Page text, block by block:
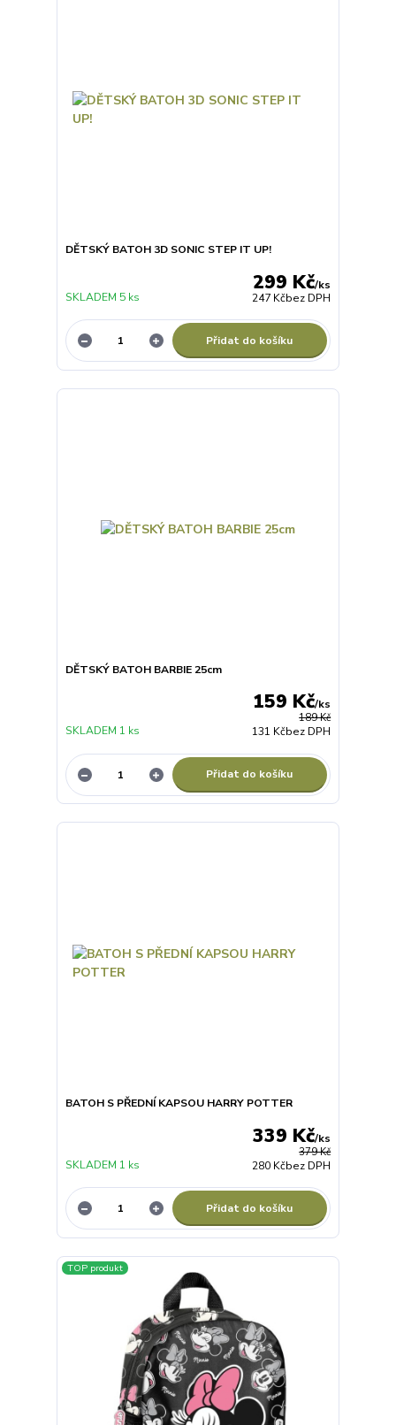
DĚTSKÝ BATOH 3D SONIC STEP IT UP!
299 Kč/ks
247 Kčbez DPH
SKLADEM 5 ks
Přidat do košíku
DĚTSKÝ BATOH BARBIE 25cm
189 Kč
159 Kč/ks
131 Kčbez DPH
SKLADEM 1 ks
Přidat do košíku
BATOH S PŘEDNÍ KAPSOU HARRY POTTER
379 Kč
339 Kč/ks
280 Kčbez DPH
SKLADEM 1 ks
Přidat do košíku
TOP produkt